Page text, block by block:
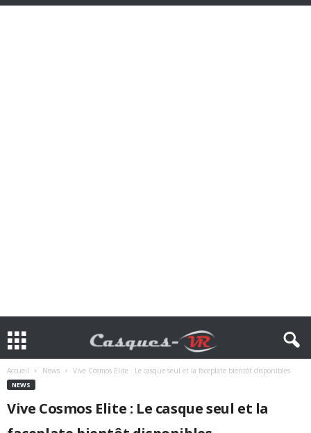
Accueil News Vive Cosmos Elite : Le casque seul et la faceplate bientôt disponibles
NEWS
Vive Cosmos Elite : Le casque seul et la